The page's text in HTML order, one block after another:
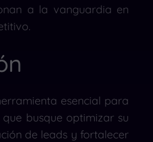
a la vanguardia en
esencial para
busque optimizar su
de leads y fortalecer